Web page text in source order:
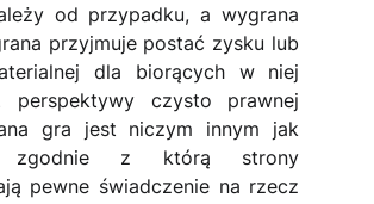
od przypadku, a wygrana
przyjmuje postać zysku lub
dla biorących w niej
perspektywy czysto prawnej
gra jest niczym innym jak
zgodnie z którą strony
pewne świadczenie na rzecz